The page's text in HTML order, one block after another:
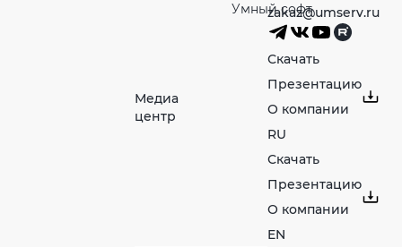
Медиа
центр
Умный софт
zakaz@umserv.ru
Скачать
Презентацию
О компании
RU
Скачать
Презентацию
О компании
EN